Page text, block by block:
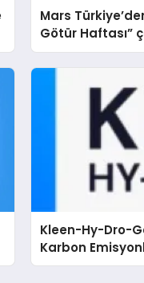
Mars
Götür Haftası”
Kleen-Hy-Dro-
Karbon
Isıtma